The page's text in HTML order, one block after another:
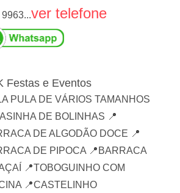
9963...ver telefone
Festas e Eventos
PULA DE VÁRIOS TAMANHOS
DE BOLINHAS 📍
DE ALGODÃO DOCE 📍
DE PIPOCA 📍BARRACA
📍TOBOGUINHO COM
📍CASTELINHO